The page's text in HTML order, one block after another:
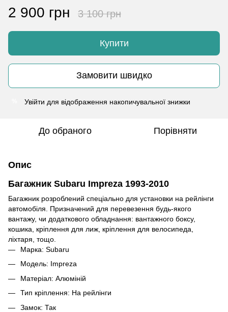
2 900 грн 3 100 грн
Купити
Замовити швидко
Увійти для відображення накопичувальної знижки
До обраного Порівняти
Опис
Багажник Subaru Impreza 1993-2010
Багажник розроблений спеціально для установки на рейлінги
автомобіля. Призначений для перевезення будь-якого
вантажу, чи додаткового обладнання: вантажного боксу,
кошика, кріплення для лиж, кріплення для велосипеда,
ліхтаря, тощо.
Марка: Subaru
Модель: Impreza
Матеріал: Алюміній
Тип кріплення: На рейлінги
Замок: Так